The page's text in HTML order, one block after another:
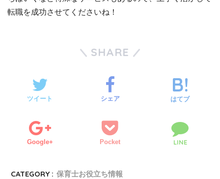
転職を成功させてくださいね！
SHARE
ツイート シェア はてブ
Google+ Pocket LINE
CATEGORY : 保育士お役立ち情報